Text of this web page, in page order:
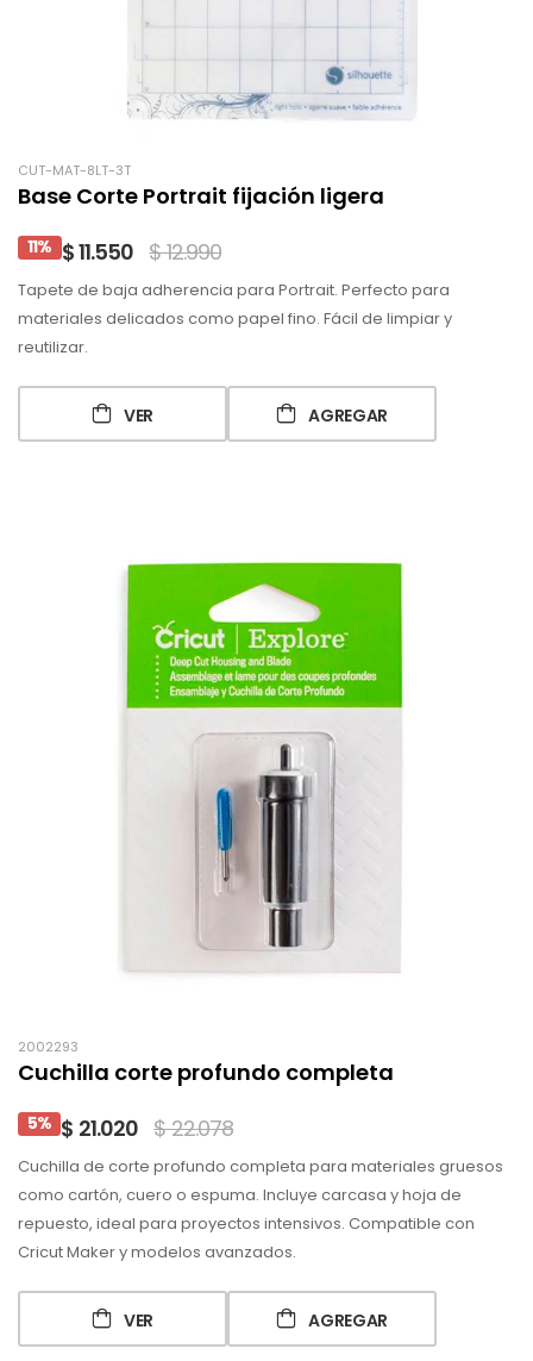
CUT-MAT-8LT-3T
Base Corte Portrait fijación ligera
11% $ 11.550 $ 12.990
Tapete de baja adherencia para Portrait. Perfecto para
materiales delicados como papel fino. Fácil de limpiar y
reutilizar.
VER AGREGAR
2002293
Cuchilla corte profundo completa
5% $ 21.020 $ 22.078
Cuchilla de corte profundo completa para materiales gruesos
como cartón, cuero o espuma. Incluye carcasa y hoja de
repuesto, ideal para proyectos intensivos. Compatible con
Cricut Maker y modelos avanzados.
VER AGREGAR